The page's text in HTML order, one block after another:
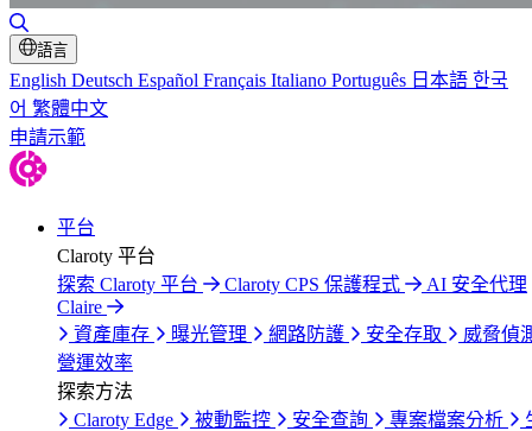
切換搜尋
語言
English Deutsch Español Français Italiano Português 日本語 한국
어 繁體中文
申請示範
平台
Claroty 平台
探索 Claroty 平台
Claroty CPS 保護程式
AI 安全代理
Claire
資產庫存
曝光管理 網路防護 安全存取
威脅偵
營運效率
探索方法
Claroty Edge
被動監控 安全查詢 專案檔案分析